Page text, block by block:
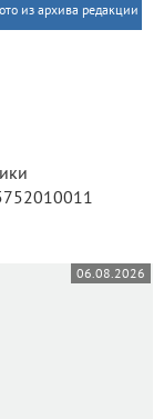
из архива редакции
06.08.2026